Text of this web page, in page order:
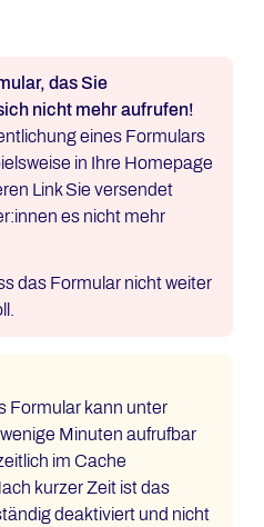
das Sie
nicht mehr aufrufen!
eines Formulars
in Ihre Homepage
Link Sie versendet
es nicht mehr
das Formular nicht weiter
Formular kann unter
Minuten aufrufbar
im Cache
kurzer Zeit ist das
deaktiviert und nicht